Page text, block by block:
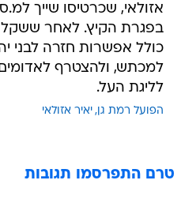
אזולאי, שכרטיסו שייך
בפגרת הקיץ. לאחר ששקל
כולל אפשרות חזרה לבני
למכתש, ולהצטרף לאדומים
לליגת העל.
הפועל רמת גן יאיר אזולאי
טרם התפרסמו תגובות